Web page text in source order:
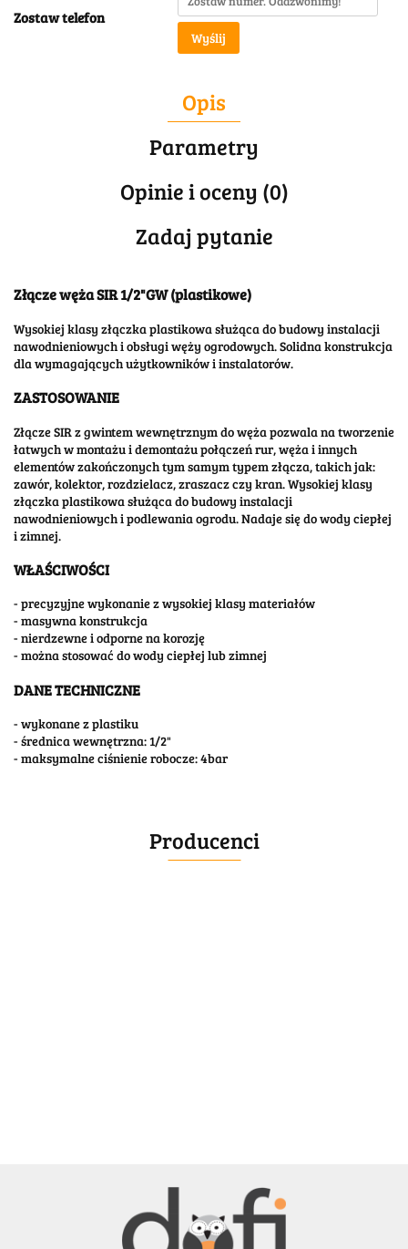
Zostaw telefon
Wyślij
Opis
Parametry
Opinie i oceny (0)
Zadaj pytanie
Złącze węża SIR 1/2"GW (plastikowe)
Wysokiej klasy złączka plastikowa służąca do budowy instalacji
nawodnieniowych i obsługi węży ogrodowych. Solidna konstrukcja
dla wymagających użytkowników i instalatorów.
ZASTOSOWANIE
Złącze SIR z gwintem wewnętrznym do węża pozwala na tworzenie
łatwych w montażu i demontażu połączeń rur, węża i innych
elementów zakończonych tym samym typem złącza, takich jak:
zawór, kolektor, rozdzielacz, zraszacz czy kran. Wysokiej klasy
złączka plastikowa służąca do budowy instalacji
nawodnieniowych i podlewania ogrodu. Nadaje się do wody ciepłej
i zimnej.
WŁAŚCIWOŚCI
- precyzyjne wykonanie z wysokiej klasy materiałów
- masywna konstrukcja
- nierdzewne i odporne na korozję
- można stosować do wody ciepłej lub zimnej
DANE TECHNICZNE
- wykonane z plastiku
- średnica wewnętrzna: 1/2"
- maksymalne ciśnienie robocze: 4bar
Producenci
BENASSI/GALGI